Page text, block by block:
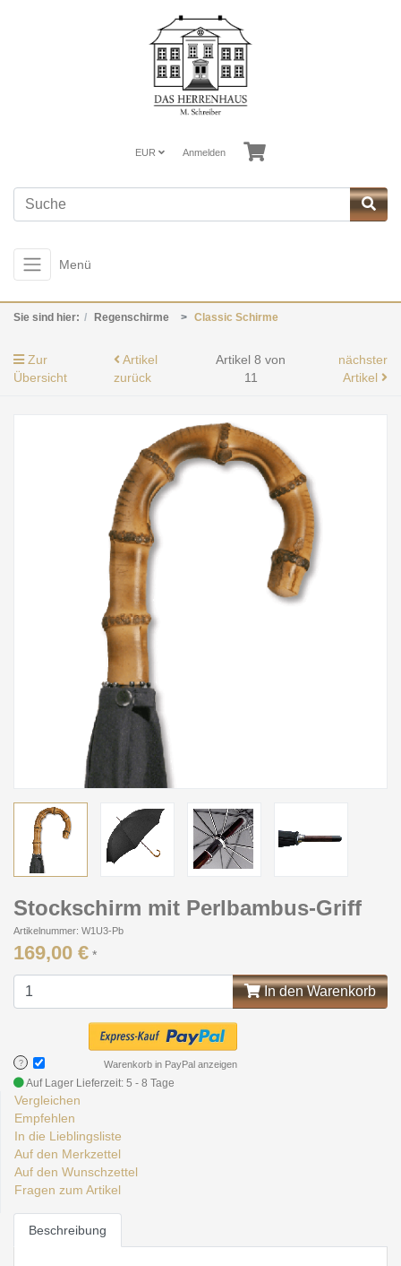
EUR Anmelden
Menü
Sie sind hier: Regenschirme Classic Schirme
Zur
Übersicht
Artikel
zurück
Artikel 8 von
11
nächster
Artikel
Stockschirm mit Perlbambus-Griff
Artikelnummer: W1U3-Pb
169,00 € *
In den Warenkorb
? Warenkorb in PayPal anzeigen
Auf Lager Lieferzeit: 5 - 8 Tage
Vergleichen
Empfehlen
In die Lieblingsliste
Auf den Merkzettel
Auf den Wunschzettel
Fragen zum Artikel
Beschreibung